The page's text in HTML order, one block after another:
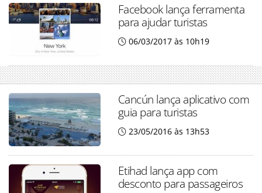
Facebook lança ferramenta
para ajudar turistas
06/03/2017 às 10h19
Cancún lança aplicativo com
guia para turistas
23/05/2016 às 13h53
Etihad lança app com
desconto para passageiros